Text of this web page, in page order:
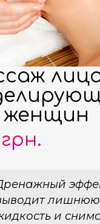
женщин
лишнюю
и